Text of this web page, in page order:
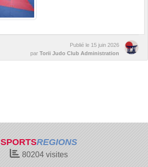
Publié le 15 juin 2026
par Torii Judo Club Administration
SPORTSREGIONS
80204visites